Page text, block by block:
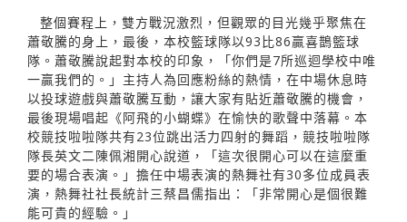
整個賽程上，雙方戰況激烈，但觀眾的目光幾乎聚焦在
蕭敬騰的身上，最後，本校籃球隊以93比86贏喜鵲籃球
隊。蕭敬騰說起對本校的印象，「你們是7所巡迴學校中唯
一贏我們的。」主持人為回應粉絲的熱情，在中場休息時
以投球遊戲與蕭敬騰互動，讓大家有貼近蕭敬騰的機會，
最後現場唱起《阿飛的小蝴蝶》在愉快的歌聲中落幕。本
校競技啦啦隊共有23位跳出活力四射的舞蹈，競技啦啦隊
隊長英文二陳佩湘開心說道，「這次很開心可以在這麼重
要的場合表演。」擔任中場表演的熱舞社有30多位成員表
演，熱舞社社長統計三蔡昌儒指出：「非常開心是個很難
能可貴的經驗。」